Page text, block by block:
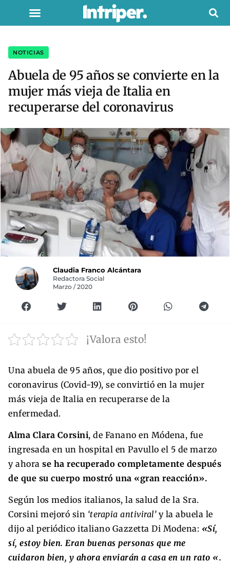
NOTICIAS
Abuela de 95 años se convierte en la
mujer más vieja de Italia en
recuperarse del coronavirus
Claudia Franco Alcántara
Redactora Social
Marzo / 2020
¡Valora esto!
Una abuela de 95 años, que dio positivo por el
coronavirus (Covid-19), se convirtió en la mujer
más vieja de Italia en recuperarse de la
enfermedad.
Alma Clara Corsini, de Fanano en Módena, fue
ingresada en un hospital en Pavullo el 5 de marzo
y ahora se ha recuperado completamente después
de que su cuerpo mostró una «gran reacción».
Según los medios italianos, la salud de la Sra.
Corsini mejoró sin ‘terapia antiviral’ y la abuela le
dijo al periódico italiano Gazzetta Di Modena: «Sí,
sí, estoy bien. Eran buenas personas que me
cuidaron bien, y ahora enviarán a casa en un rato «.